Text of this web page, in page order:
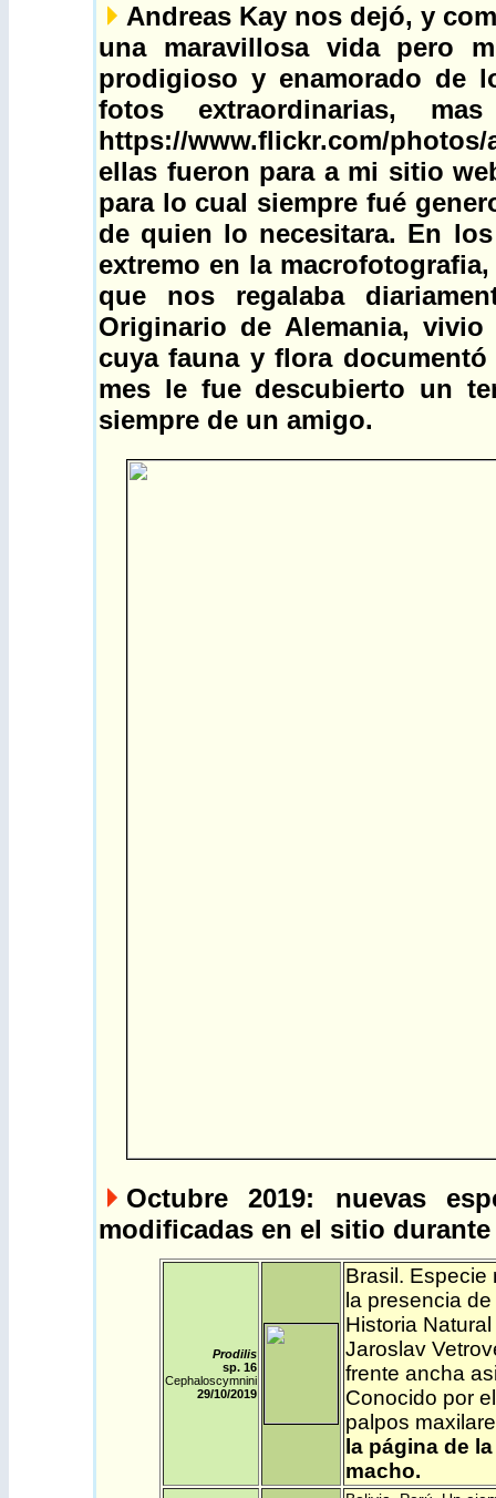
Andreas Kay nos dejó, y
una maravillosa vida pero
prodigioso y enamorado de
fotos extraordinarias,
https://www.flickr.com/photos/
ellas fueron para a mi sitio
para lo cual siempre fué
de quien lo necesitara. En
extremo en la
que nos regalaba
Originario de Alemania,
cuya fauna y flora documentó
mes le fue descubierto un
siempre de un amigo.
Octubre 2019: nuevas
modificadas en el sitio durante
Prodilis
sp. 16
Cephaloscymnini
29/10/2019
Brasil . Especie
la presencia
Historia
Jaroslav
frente ancha
Conocido por
palpos
la página de
macho.